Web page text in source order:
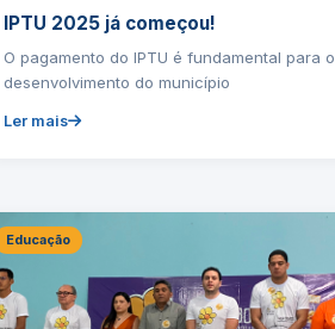
IPTU 2025 já começou!
O pagamento do IPTU é fundamental para o
desenvolvimento do município
Ler mais
Educação